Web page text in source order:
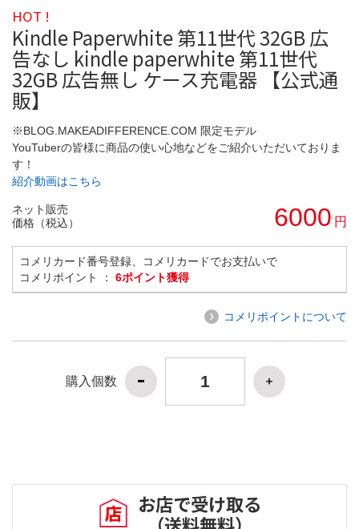
HOT !
Kindle Paperwhite 第11世代 32GB 広
告なし kindle paperwhite 第11世代
32GB 広告無し ケース充電器 【公式通
販】
※BLOG.MAKEADIFFERENCE.COM 限定モデル
YouTuberの皆様に商品の使い心地などをご紹介いただいておりま
す！
紹介動画はこちら
ネット販売
価格（税込）
6000 円
コメリカード番号登録、コメリカードでお支払いで
コメリポイント ： 6ポイント獲得
コメリポイントについて
購入個数
お店で受け取る